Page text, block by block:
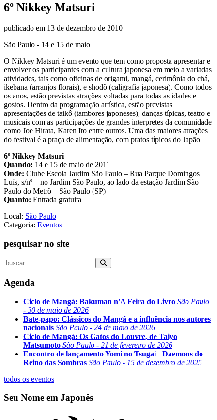
6º Nikkey Matsuri
publicado em 13 de dezembro de 2010
São Paulo - 14 e 15 de maio
O Nikkey Matsuri é um evento que tem como proposta apresentar e
envolver os participantes com a cultura japonesa em meio a variadas
atividades, tais como oficinas de origami, mangá, cerimônia do chá,
ikebana (arranjos florais), e shodô (caligrafia japonesa). Como todos
os anos, estão previstas atrações voltadas para todas as idades e
gostos. Dentro da programação artística, estão previstas
apresentações de taikô (tambores japoneses), danças típicas, teatro e
musicais com as participações de grandes interpretes da comunidade
como Joe Hirata, Karen Ito entre outros. Uma das maiores atrações
do festival é a praça de alimentação, com pratos típicos do Japão.
6º Nikkey Matsuri
Quando: 14 e 15 de maio de 2011
Onde: Clube Escola Jardim São Paulo – Rua Parque Domingos
Luís, s/nº – no Jardim São Paulo, ao lado da estação Jardim São
Paulo do Metrô – São Paulo (SP)
Quanto: Entrada gratuita
Local: São Paulo
Categoria: Eventos
pesquisar no site
Agenda
Ciclo de Mangá: Bakuman n'A Feira do Livro São Paulo
- 30 de maio de 2026
Bate-papo: Clássicos do Mangá e a influência nos autores
nacionais São Paulo - 24 de maio de 2026
Ciclo de Mangá: Os Gatos do Louvre, de Taiyo
Matsumoto São Paulo - 21 de fevereiro de 2026
Encontro de lançamento Yomi no Tsugai - Daemons do
Reino das Sombras São Paulo - 15 de dezembro de 2025
todos os eventos
Seu Nome em Japonês